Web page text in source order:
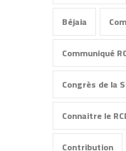
Béjaia
Communiqué
Congrès de la
Connaitre le
Contribution